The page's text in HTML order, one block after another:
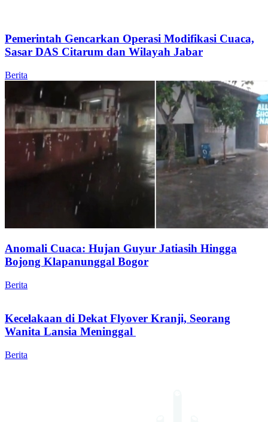
Pemerintah Gencarkan Operasi Modifikasi Cuaca,
Sasar DAS Citarum dan Wilayah Jabar
Berita
Anomali Cuaca: Hujan Guyur Jatiasih Hingga
Bojong Klapanunggal Bogor
Berita
Kecelakaan di Dekat Flyover Kranji, Seorang
Wanita Lansia Meninggal
Berita